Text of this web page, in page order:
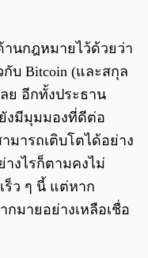
นกฎหมายไว้ด้วยว่า
บ Bitcoin (และสกุล
ย อีกทั้งประธาน
ยังมีมุมมองที่ดีต่อ
มารถเติบโตได้อย่าง
งไรก็ตามคงไม่
ร็ว ๆ นี้ แต่หาก
มายอย่างเหลือเชื่อ